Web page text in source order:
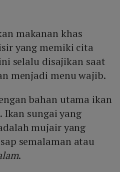
makanan khas
yang memiki cita
selalu disajikan saat
menjadi menu wajib.
bahan utama ikan
sungai yang
mujair yang
semalaman atau
.